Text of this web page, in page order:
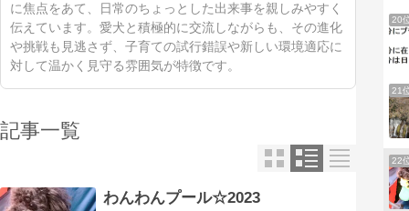
に焦点をあて、日常のちょっとした出来事を親しみやすく
伝えています。愛犬と積極的に交流しながらも、その進化
や挑戦も見逃さず、子育ての試行錯誤や新しい環境適応に
対して温かく見守る雰囲気が特徴です。
記事一覧
わんわんプール☆2023
20
21
22